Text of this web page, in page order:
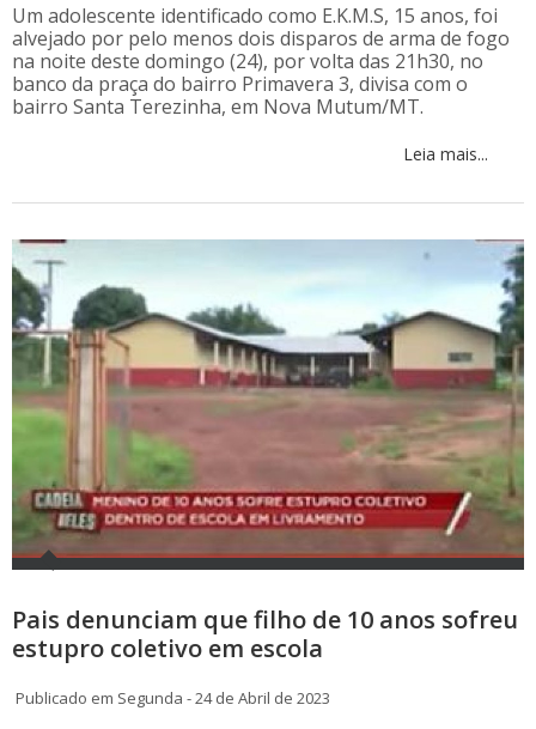
Um adolescente identificado como E.K.M.S, 15 anos, foi
alvejado por pelo menos dois disparos de arma de fogo
na noite deste domingo (24), por volta das 21h30, no
banco da praça do bairro Primavera 3, divisa com o
bairro Santa Terezinha, em Nova Mutum/MT.
Leia mais...
Pais denunciam que filho de 10 anos sofreu
estupro coletivo em escola
Publicado em Segunda - 24 de Abril de 2023